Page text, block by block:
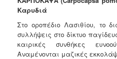
Κέντρο
Kαρυδιά
Στο οροπέδιο Λασιθίου, το
συλλήψεις στο δίκτυο
καιρικές συνθήκες
Αναμένονται μαζικές